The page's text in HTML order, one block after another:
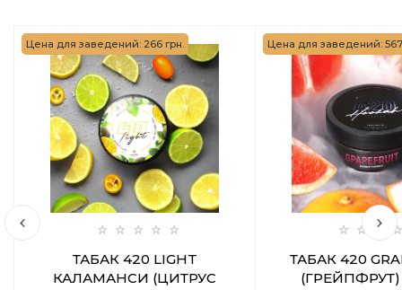
Цена для заведений: 266 грн.
ТАБАК 420 LIGHT
КАЛАМАНСИ (ЦИТРУС
Цена для заведений: 567
ТАБАК 420
(ГРЕЙПФРУТ)